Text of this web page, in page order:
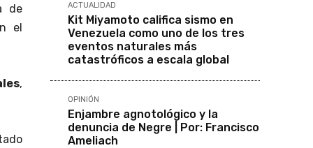
de
el
,
ACTUALIDAD
Kit Miyamoto califica sismo en
Venezuela como uno de los tres
eventos naturales más
catastróficos a escala global
OPINIÓN
Enjambre agnotológico y la
denuncia de Negre | Por: Francisco
Ameliach